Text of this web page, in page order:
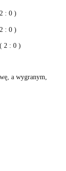
: 0 )
: 0 )
( 2 : 0 )
a wygranym,